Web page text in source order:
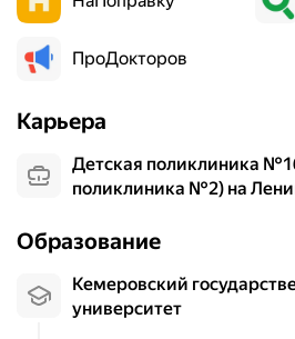
ПроДокторов
Карьера
Детская поликлиника №16 (детская
поликлиника №2) на
Образование
Кемеровский государственный медицинский
университет